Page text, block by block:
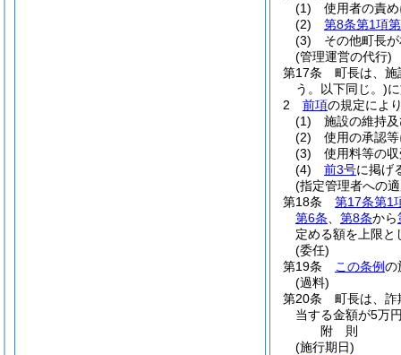
(1)
使用者の責
(2)
第8条第1項
(3)
その他町長
(管理運営の代行)
第17条
町長は、施
う。以下同じ。)
2
前項の規定によ
(1)
施設の維持
(2)
使用の承認等
(3)
使用料等の収
(4)
前3号に掲げ
(指定管理者への
第18条
第17条第1
第6条
第8条から
定める額を上限と
(委任)
第19条
この条例の
(過料)
第20条
町長は、詐
当する金額が5万
附 則
(施行期日)